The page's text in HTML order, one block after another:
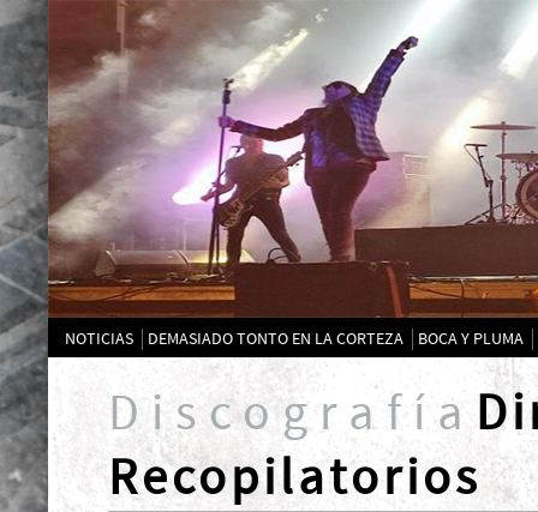
NOTICIAS DEMASIADO TONTO EN LA CORTEZA BOCA Y PLUMA
Discografía
Recopilatorios